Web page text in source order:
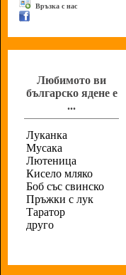
Връзка с нас
Любимото ви
българско ядене е
...
Луканка
Мусака
Лютеница
Кисело мляко
Боб със свинско
Пръжки с лук
Таратор
друго